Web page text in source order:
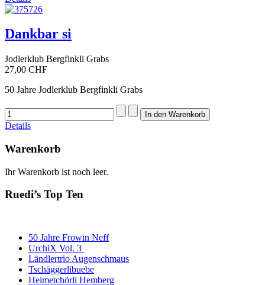
Dankbar si
Jodlerklub Bergfinkli Grabs
27,00 CHF
50 Jahre Jodlerklub Bergfinkli Grabs
Details
Warenkorb
Ihr Warenkorb ist noch leer.
Ruedi’s Top Ten
50 Jahre Frowin Neff
UrchiX Vol. 3
Ländlertrio Augenschmaus
Tschäggerlibuebe
Heimetchörli Hemberg